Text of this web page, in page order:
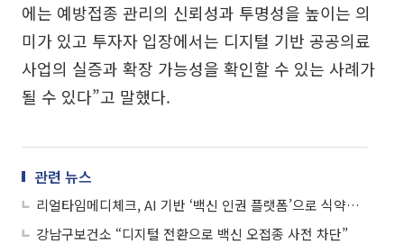
에는 예방접종 관리의 신뢰성과 투명성을 높이는 의
미가 있고 투자자 입장에서는 디지털 기반 공공의료
사업의 실증과 확장 가능성을 확인할 수 있는 사례가
될 수 있다”고 말했다.
관련 뉴스
리얼타임메디체크, AI 기반 ‘백신 인권 플랫폼’으로 식약처장상 수상
강남구보건소 “디지털 전환으로 백신 오접종 사전 차단”